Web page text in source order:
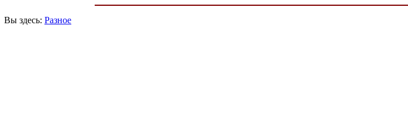
Вы здесь: Разное